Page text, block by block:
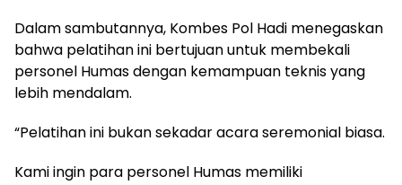
Dalam sambutannya, Kombes Pol Hadi menegaskan
bahwa pelatihan ini bertujuan untuk membekali
personel Humas dengan kemampuan teknis yang
lebih mendalam.
“Pelatihan ini bukan sekadar acara seremonial biasa.
Kami ingin para personel Humas memiliki